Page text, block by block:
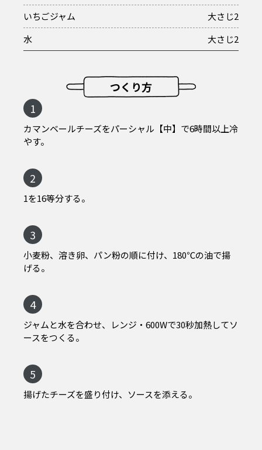
いちごジャム
大さじ2
水
大さじ2
つくり方
1
カマンベールチーズをパーシャル【中】で6時間以上冷
やす。
2
1を16等分する。
3
小麦粉、溶き卵、パン粉の順に付け、180℃の油で揚
げる。
4
ジャムと水を合わせ、レンジ・600Wで30秒加熱してソ
ースをつくる。
5
揚げたチーズを盛り付け、ソースを添える。